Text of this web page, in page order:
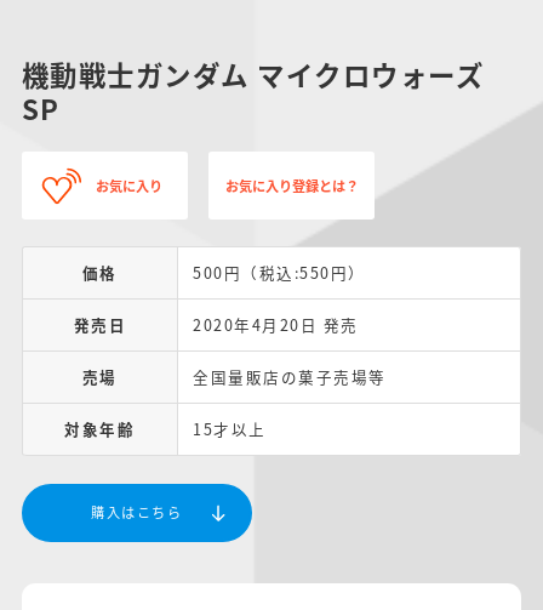
機動戦士ガンダム マイクロウォーズ
SP
お気に入り お気に入り登録とは？
価格 500円（税込:550円）
発売日 2020年4月20日 発売
売場 全国量販店の菓子売場等
対象年齢 15才以上
購入はこちら